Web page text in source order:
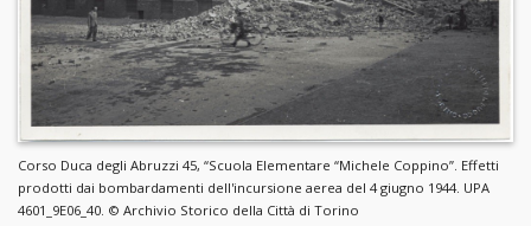
Corso Duca degli Abruzzi 45, “Scuola Elementare “Michele Coppino”. Effetti
prodotti dai bombardamenti dell'incursione aerea del 4 giugno 1944. UPA
4601_9E06_40. © Archivio Storico della Città di Torino